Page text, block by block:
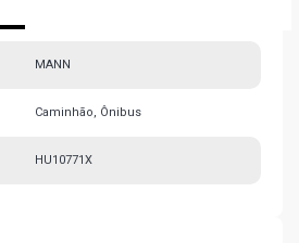
MANN
Caminhão, Ônibus
HU10771X